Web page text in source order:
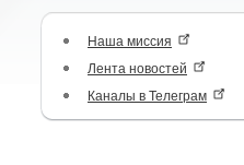
Наша миссия
Лента новостей
Каналы в Телеграм